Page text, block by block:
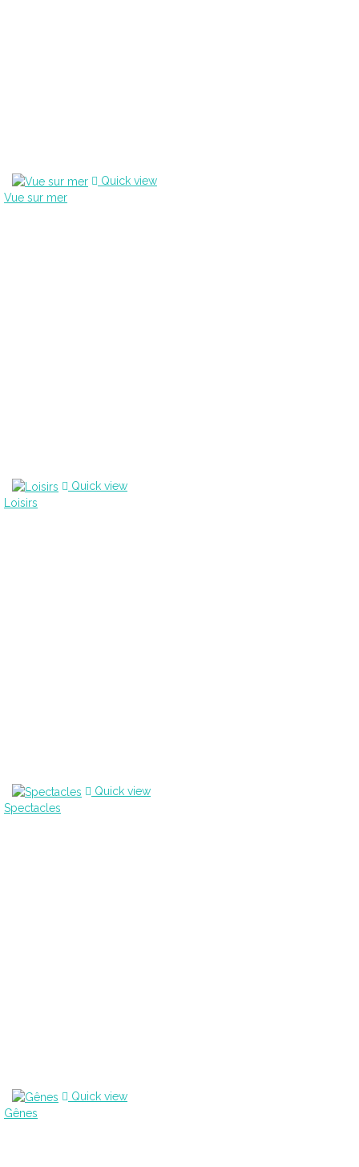
Quick view
Vue sur mer
Quick view
Loisirs
Quick view
Spectacles
Quick view
Gênes